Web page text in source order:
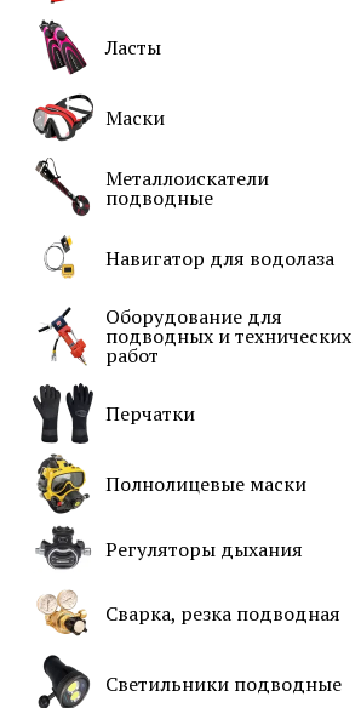
Ласты
Маски
Металлоискатели
подводные
Навигатор для водолаза
Оборудование для
подводных и технических
работ
Перчатки
Полнолицевые маски
Регуляторы дыхания
Сварка, резка подводная
Светильники подводные